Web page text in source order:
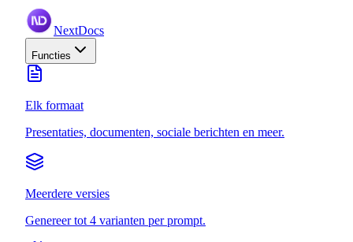
NextDocs
Functies
Elk formaat
Presentaties, documenten, sociale berichten en meer.
Meerdere versies
Genereer tot 4 varianten per prompt.